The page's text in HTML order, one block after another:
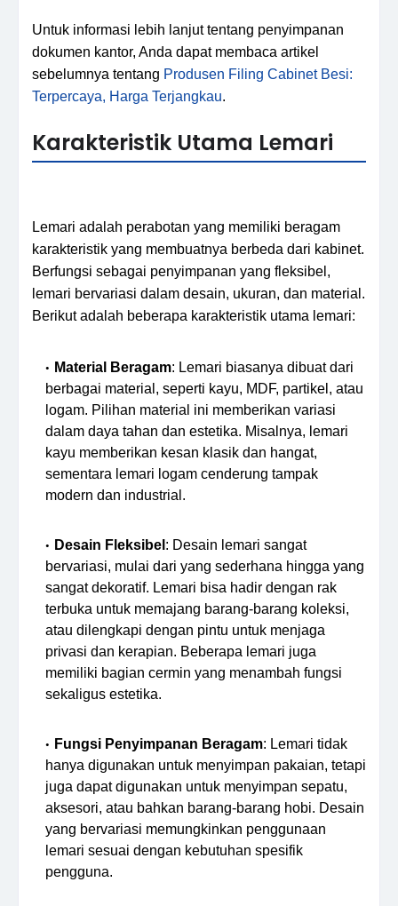
Untuk informasi lebih lanjut tentang penyimpanan
dokumen kantor, Anda dapat membaca artikel
sebelumnya tentang Produsen Filing Cabinet Besi:
Terpercaya, Harga Terjangkau.
Karakteristik Utama Lemari
Lemari adalah perabotan yang memiliki beragam
karakteristik yang membuatnya berbeda dari kabinet.
Berfungsi sebagai penyimpanan yang fleksibel,
lemari bervariasi dalam desain, ukuran, dan material.
Berikut adalah beberapa karakteristik utama lemari:
Material Beragam: Lemari biasanya dibuat dari
berbagai material, seperti kayu, MDF, partikel, atau
logam. Pilihan material ini memberikan variasi
dalam daya tahan dan estetika. Misalnya, lemari
kayu memberikan kesan klasik dan hangat,
sementara lemari logam cenderung tampak
modern dan industrial.
Desain Fleksibel : Desain lemari sangat
bervariasi, mulai dari yang sederhana hingga yang
sangat dekoratif. Lemari bisa hadir dengan rak
terbuka untuk memajang barang-barang koleksi,
atau dilengkapi dengan pintu untuk menjaga
privasi dan kerapian. Beberapa lemari juga
memiliki bagian cermin yang menambah fungsi
sekaligus estetika.
Fungsi Penyimpanan Beragam: Lemari tidak
hanya digunakan untuk menyimpan pakaian, tetapi
juga dapat digunakan untuk menyimpan sepatu,
aksesori, atau bahkan barang-barang hobi. Desain
yang bervariasi memungkinkan penggunaan
lemari sesuai dengan kebutuhan spesifik
pengguna.